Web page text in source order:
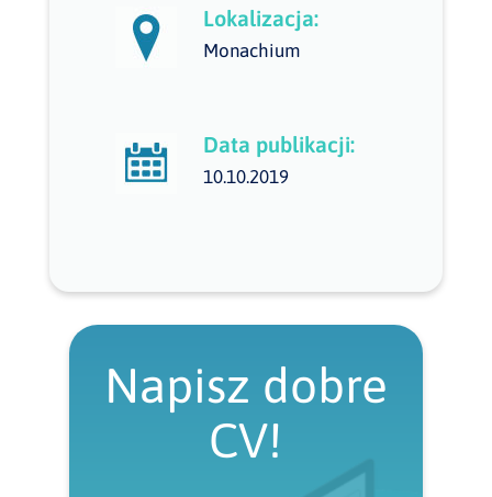
Lokalizacja:
Monachium
Data publikacji:
10.10.2019
Napisz dobre
CV!